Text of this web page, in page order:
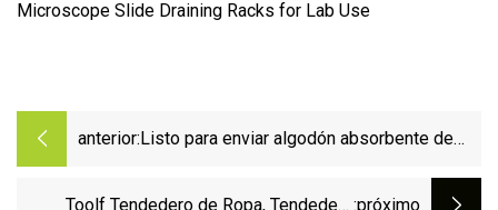
anterior: Listo para enviar algodón absorbente de
Premium Crew hombres deporte niños
Toolf Tendedero de Ropa, Tendedero :próximo